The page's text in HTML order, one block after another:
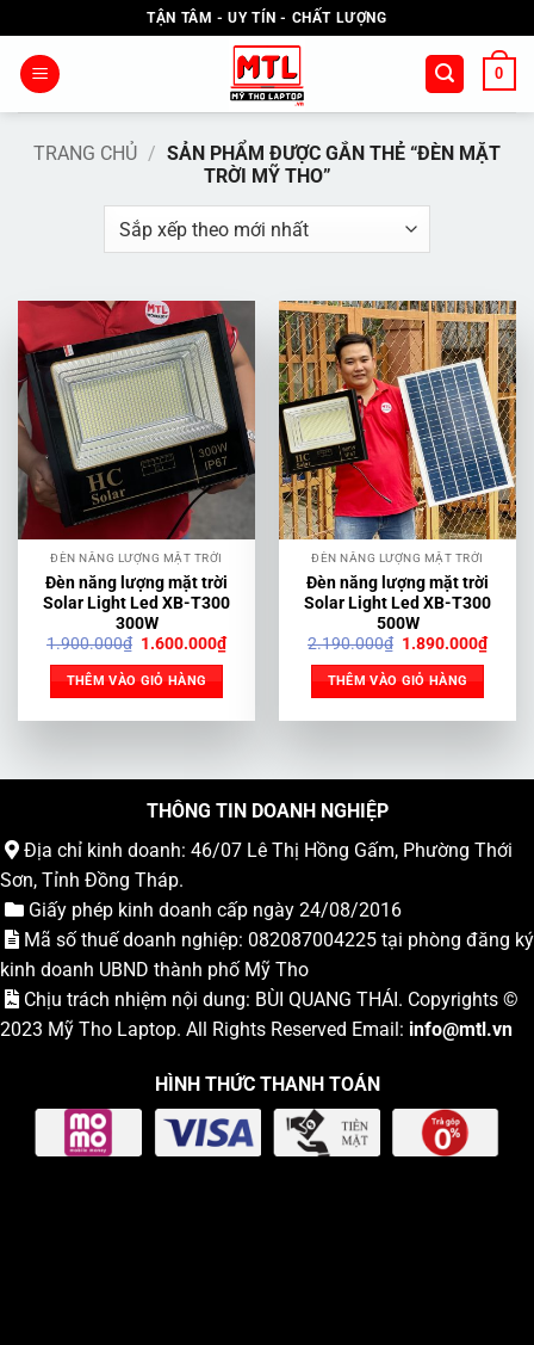
qua
nội
TẬN TÂM - UY TÍN - CHẤT LƯỢNG
0
TRANG CHỦ / SẢN PHẨM ĐƯỢC GẮN THẺ “ĐÈN MẶT
TRỜI MỸ THO”
ĐÈN NĂNG LƯỢNG MẶT TRỜI
Đèn năng lượng mặt trời
Solar Light Led XB-T300
300W
1.900.000₫ Giá
là:
1.900.000₫.
1.600.000₫Giá
hiện
1.600.000₫.
THÊM VÀO GIỎ HÀNG
ĐÈN NĂNG LƯỢNG MẶT TRỜI
Đèn năng lượng mặt trời
Solar Light Led XB-T300
500W
2.190.000₫ Giá
là:
2.190.000₫.
1.890.000₫Giá
hiện
THÊM VÀO GIỎ HÀNG
THÔNG TIN DOANH NGHIỆP
Địa chỉ kinh doanh: 46/07 Lê Thị Hồng Gấm, Phường Thới
Sơn, Tỉnh Đồng Tháp.
Giấy phép kinh doanh cấp ngày 24/08/2016
Mã số thuế doanh nghiệp: 082087004225 tại phòng đăng ký
kinh doanh UBND thành phố Mỹ Tho
Chịu trách nhiệm nội dung: BÙI QUANG THÁI. Copyrights ©
2023 Mỹ Tho Laptop. All Rights Reserved Email: info@mtl.vn
HÌNH THỨC THANH TOÁN